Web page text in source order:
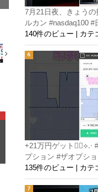
7月21日夜、きょう
ルカン #nasdaq100 #
140件のビュー
カテ
+21万円ゲット
プション #ザオプシ
135件のビュー
カテ